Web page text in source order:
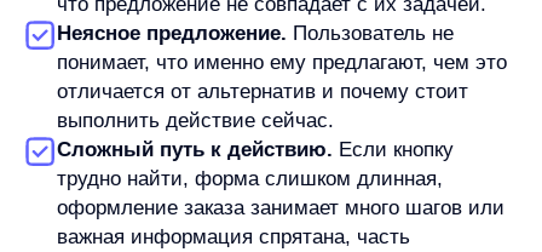
Целевым действием может быть покупка, заявка,
регистрация, клик, добавление товара в корзину
или другой шаг, важный для конкретной задачи.
Формула простая: количество целевых действий
делят на общее число пользователей, визитов или
лидов и умножают на 100%.
Числа в расчёте нужно читать в контексте. Без
цели, канала, этапа воронки и типа продукта